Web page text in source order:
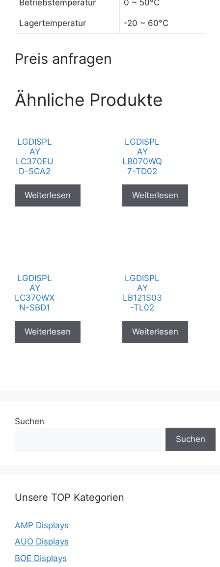
Betriebstemperatur 0 ~ 50°C
Lagertemperatur -20 ~ 60°C
Preis anfragen
Ähnliche Produkte
LGDISPL
AY
LC370EU
D-SCA2
Weiterlesen
LGDISPL
AY
LB070WQ
7-TD02
Weiterlesen
LGDISPL
AY
LC370WX
N-SBD1
Weiterlesen
LGDISPL
AY
LB121S03
-TL02
Weiterlesen
Suchen
Suchen
Unsere TOP Kategorien
AMP Displays
AUO Displays
BOE Displays